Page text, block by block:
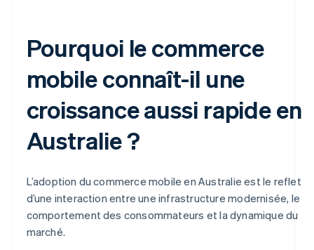
Pourquoi le commerce
mobile connaît-il une
croissance aussi rapide en
Australie ?
L’adoption du commerce mobile en Australie est le reflet
d’une interaction entre une infrastructure modernisée, le
comportement des consommateurs et la dynamique du
marché.